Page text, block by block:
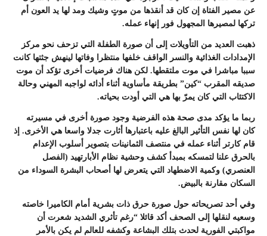
عن مصير الفتاة إن كان قد أنقذها من موتٍ وشيك ومد لها يد العون أم
تركها لمصيرها المجهول فور إنهاء عمله.
ذهبت العديد من التأويلات إلى أن صورة الطفلة التي تزحف نحو مركز
الإمدادات الغذائية والنسر الواقف خلفها منتظرا وفاتها لينهش جثتها كانت
سببا مباشرا في موت ملتقطها. لكن هناك فرضيات أخرى تؤكد أن موت
صديقه المقرب “كين” بطريقة مأساوية أثناء أدائه لواجبه المهني وحالة
الاكتئاب التي كان يمرّ بها هي التي أودت بحياته.
ربما ما يؤكد مدى صحة هذه الفرضية وجود صورة أخرى في مسيرته
كان لها نفس التأثير البالغ عليه باعتبارها أثارت جدلا واسعا هي الأخرى. إذ
قام كارتر أثناء عمله في منتصف الثمانينات بتصوير أسلوب الإعدام
بالحرق علنا لتمسكه بمبدأ كشف وحشية نظام الأبارتهيد (الفصل
العنصري) وكمية الاضطهاد التي يتعرض لها أصحاب البشرة السوداء من
السكان مقارنة بالبيض.
وفي أحد تصريحاته حول صورة حرق ذات بشرية أمام الكاميرا خاصته
وسعيه لنقلها إلى الصحف أكد قائلا “رغم تأثري الشديد شعرت أن
مواكبتي الفورية لحدث بتلك البشاعة وكشفه للعالم لم يكن بالأمر